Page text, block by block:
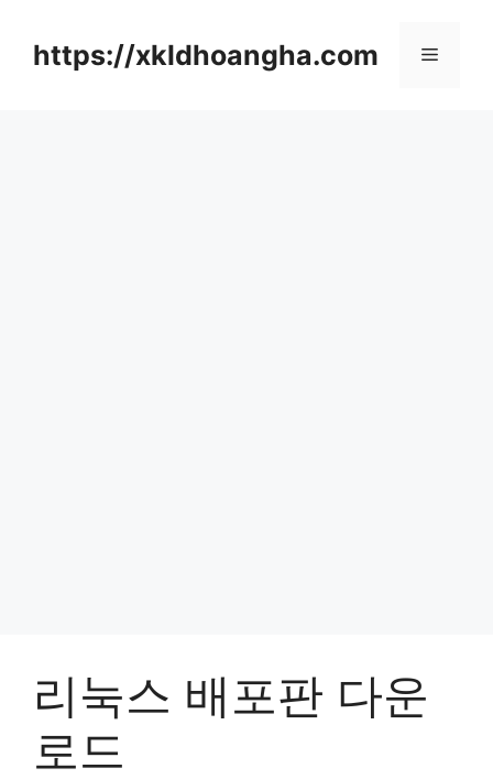
https://xkldhoangha.com 메
리눅스 배포판 다운
로드